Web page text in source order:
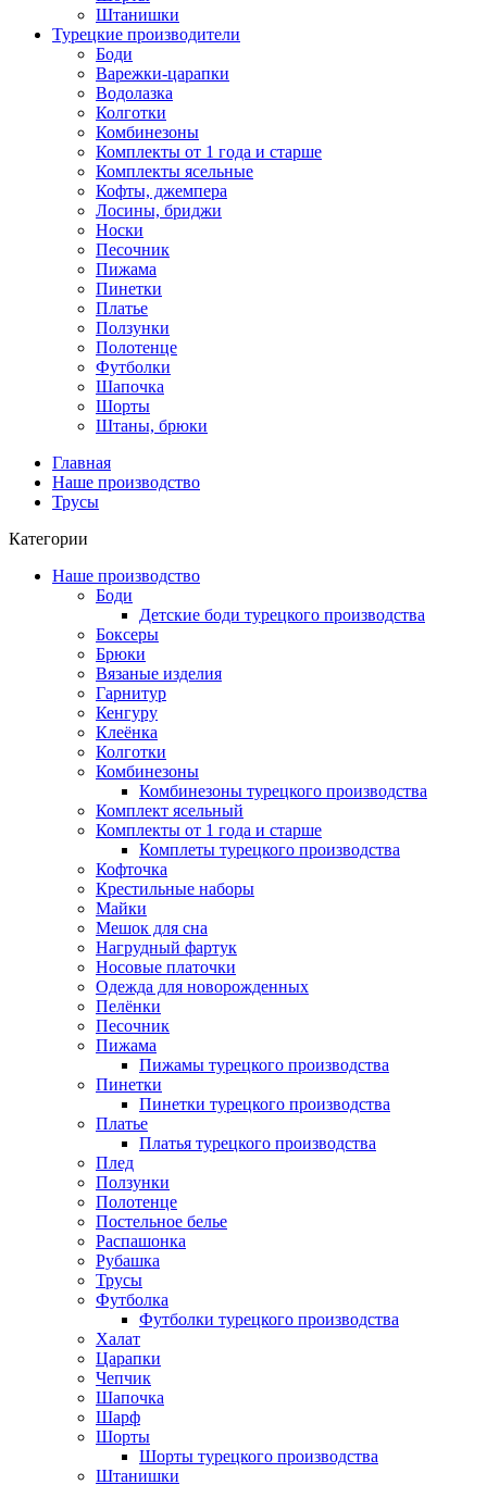
Штанишки
Турецкие производители
Боди
Варежки-царапки
Водолазка
Колготки
Комбинезоны
Комплекты от 1 года и старше
Комплекты ясельные
Кофты, джемпера
Лосины, бриджи
Носки
Песочник
Пижама
Пинетки
Платье
Ползунки
Полотенце
Футболки
Шапочка
Шорты
Штаны, брюки
Главная
Наше производство
Трусы
Категории
Наше производство
Боди
Детские боди турецкого производства
Боксеры
Брюки
Вязаные изделия
Гарнитур
Кенгуру
Клеёнка
Колготки
Комбинезоны
Комбинезоны турецкого производства
Комплект ясельный
Комплекты от 1 года и старше
Комплеты турецкого производства
Кофточка
Крестильные наборы
Майки
Мешок для сна
Нагрудный фартук
Носовые платочки
Одежда для новорожденных
Пелёнки
Песочник
Пижама
Пижамы турецкого производства
Пинетки
Пинетки турецкого производства
Платье
Платья турецкого производства
Плед
Ползунки
Полотенце
Постельное белье
Распашонка
Рубашка
Трусы
Футболка
Футболки турецкого производства
Халат
Царапки
Чепчик
Шапочка
Шарф
Шорты
Шорты турецкого производства
Штанишки